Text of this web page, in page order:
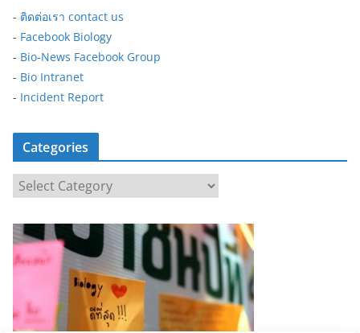
- ติดต่อเรา contact us
- Facebook Biology
- Bio-News Facebook Group
- Bio Intranet
- Incident Report
Categories
a
t
e
g
i